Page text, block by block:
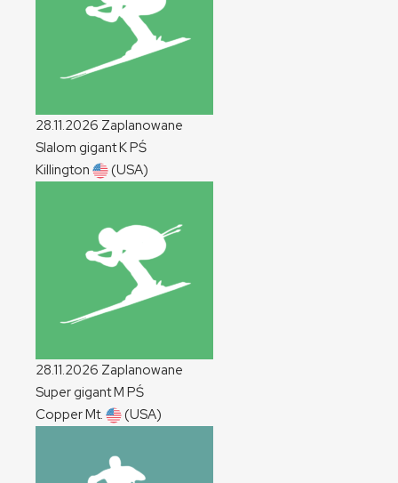
28.11.2026 Zaplanowane
Slalom gigantKPŚ
Killington
(USA)
28.11.2026 Zaplanowane
Super gigantM PŚ
Copper Mt.
(USA)